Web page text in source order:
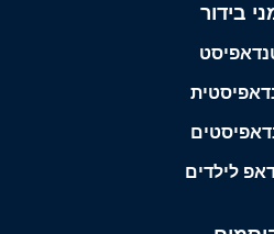
בידור
לילדים